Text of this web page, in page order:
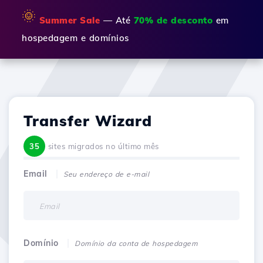
🌞 Summer Sale — Até 70% de desconto em
hospedagem e domínios
Transfer Wizard
35 sites migrados no último mês
Email Seu endereço de e-mail
Domínio Domínio da conta de hospedagem